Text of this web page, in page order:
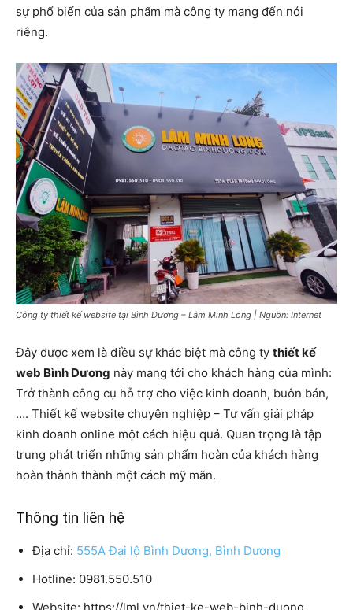
sự phổ biến của sản phẩm mà công ty mang đến nói
riêng.
Công ty thiết kế website tại Bình Dương – Lâm Minh Long | Nguồn: Internet
Đây được xem là điều sự khác biệt mà công ty thiết kế
web Bình Dương này mang tới cho khách hàng của mình:
Trở thành công cụ hỗ trợ cho việc kinh doanh, buôn bán,
…. Thiết kế website chuyên nghiệp – Tư vấn giải pháp
kinh doanh online một cách hiệu quả. Quan trọng là tập
trung phát triển những sản phẩm hoàn của khách hàng
hoàn thành thành một cách mỹ mãn.
Thông tin liên hệ
Địa chỉ: 555A Đại lộ Bình Dương, Bình Dương
Hotline: 0981.550.510